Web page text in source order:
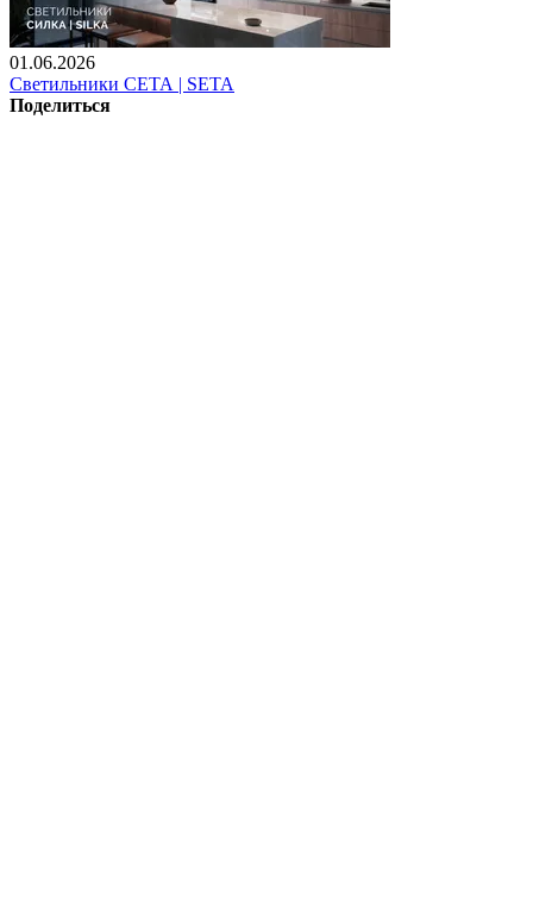
01.06.2026
Светильники СЕТА | SETA
Поделиться